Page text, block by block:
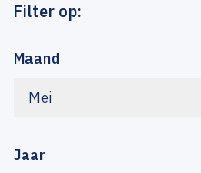
Filter op:
Maand
Mei
Jaar